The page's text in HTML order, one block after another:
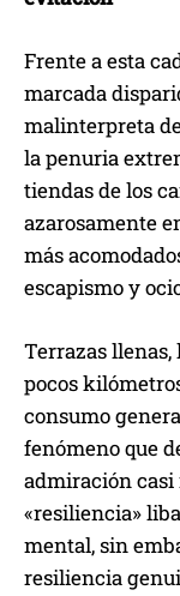
Frente a esta
marcada
malinterpreta
la penuria
tiendas de los
azarosamente
más
escapismo y
Terrazas
pocos
consumo
fenómeno que
admiración casi
«resiliencia»
mental, sin
resiliencia